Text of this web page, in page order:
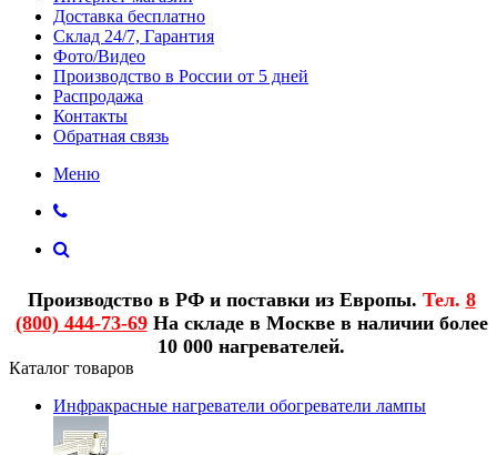
Доставка бесплатно
Склад 24/7, Гарантия
Фото/Видео
Производство в России от 5 дней
Распродажа
Контакты
Обратная связь
Меню
Производство в РФ и поставки из Европы. Тел. 8
(800) 444-73-69На складе в Москве в наличии более
10 000 нагревателей.
Каталог товаров
Инфракрасные нагреватели обогреватели лампы